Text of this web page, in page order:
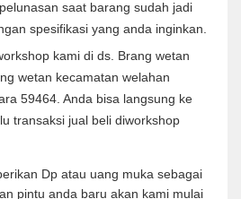
saat barang sudah jadi
spesifikasi yang anda inginkan.
kami di ds. Brang wetan
wetan kecamatan welahan
59464. Anda bisa langsung ke
transaksi jual beli diworkshop
Dp atau uang muka sebagai
pintu anda baru akan kami mulai